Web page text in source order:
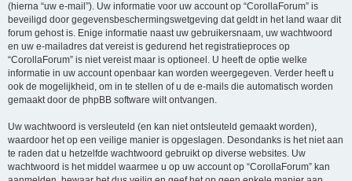
(hierna “uw e-mail”). Uw informatie voor uw account op “CorollaForum” is
beveiligd door gegevensbeschermingswetgeving dat geldt in het land waar dit
forum gehost is. Enige informatie naast uw gebruikersnaam, uw wachtwoord
en uw e-mailadres dat vereist is gedurend het registratieproces op
“CorollaForum” is niet vereist maar is optioneel. U heeft de optie welke
informatie in uw account openbaar kan worden weergegeven. Verder heeft u
ook de mogelijkheid, om in te stellen of u de e-mails die automatisch worden
gemaakt door de phpBB software wilt ontvangen.
Uw wachtwoord is versleuteld (en kan niet ontsleuteld gemaakt worden),
waardoor het op een veilige manier is opgeslagen. Desondanks is het niet aan
te raden dat u hetzelfde wachtwoord gebruikt op diverse websites. Uw
wachtwoord is het middel waarmee u op uw account op “CorollaForum” kan